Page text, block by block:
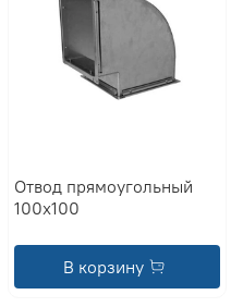
Отвод прямоугольный
100x100
В корзину